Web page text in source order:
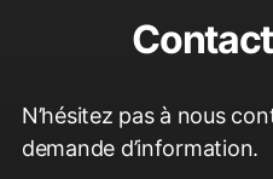
N’hésitez pas à nous
demande d’information.